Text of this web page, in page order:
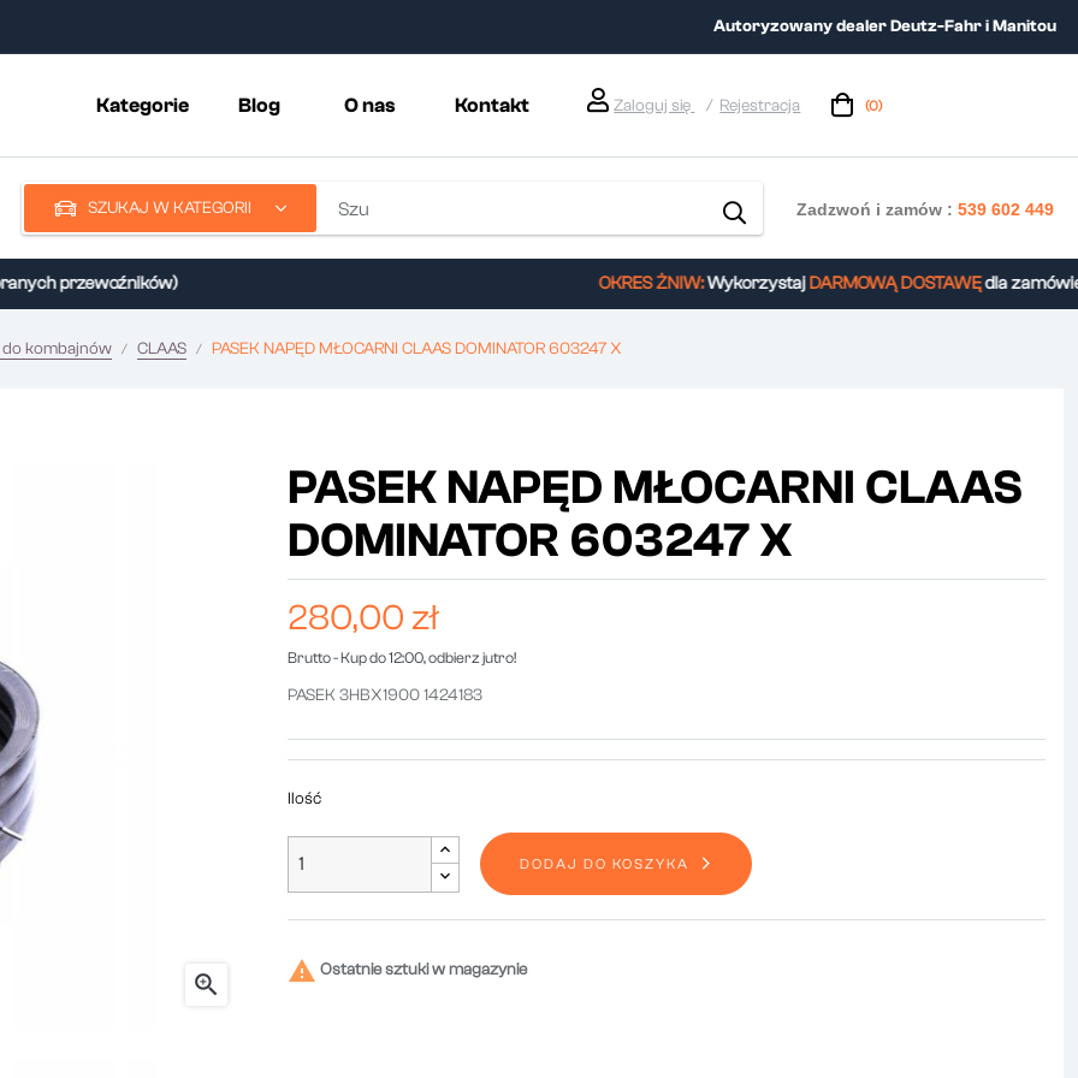
Autoryzowany dealer Deutz-Fahr i Manitou
Kategorie Blog O nas Kontakt Zaloguj się Rejestracja (0)
SZUKAJ W KATEGORII Zadzwoń i zamów :539 602 449
przewoźników) OKRES ŻNIW:WykorzystajDARMOWĄ DOSTAWĘdla zamówień
do kombajnów CLAAS PASEK NAPĘD MŁOCARNI CLAAS DOMINATOR 603247 X

PASEK NAPĘD MŁOCARNI CLAAS
DOMINATOR 603247 X
280,00 zł
Brutto- Kup do 12:00, odbierz jutro!
PASEK 3HBX1900 1424183
Ilość
DODAJ DO KOSZYKA
 Ostatnie sztuki w magazynie